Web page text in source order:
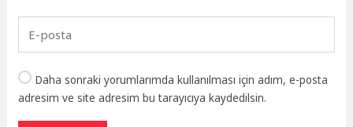
Daha sonraki yorumlarımda kullanılması için adım, e-posta
adresim ve site adresim bu tarayıcıya kaydedilsin.